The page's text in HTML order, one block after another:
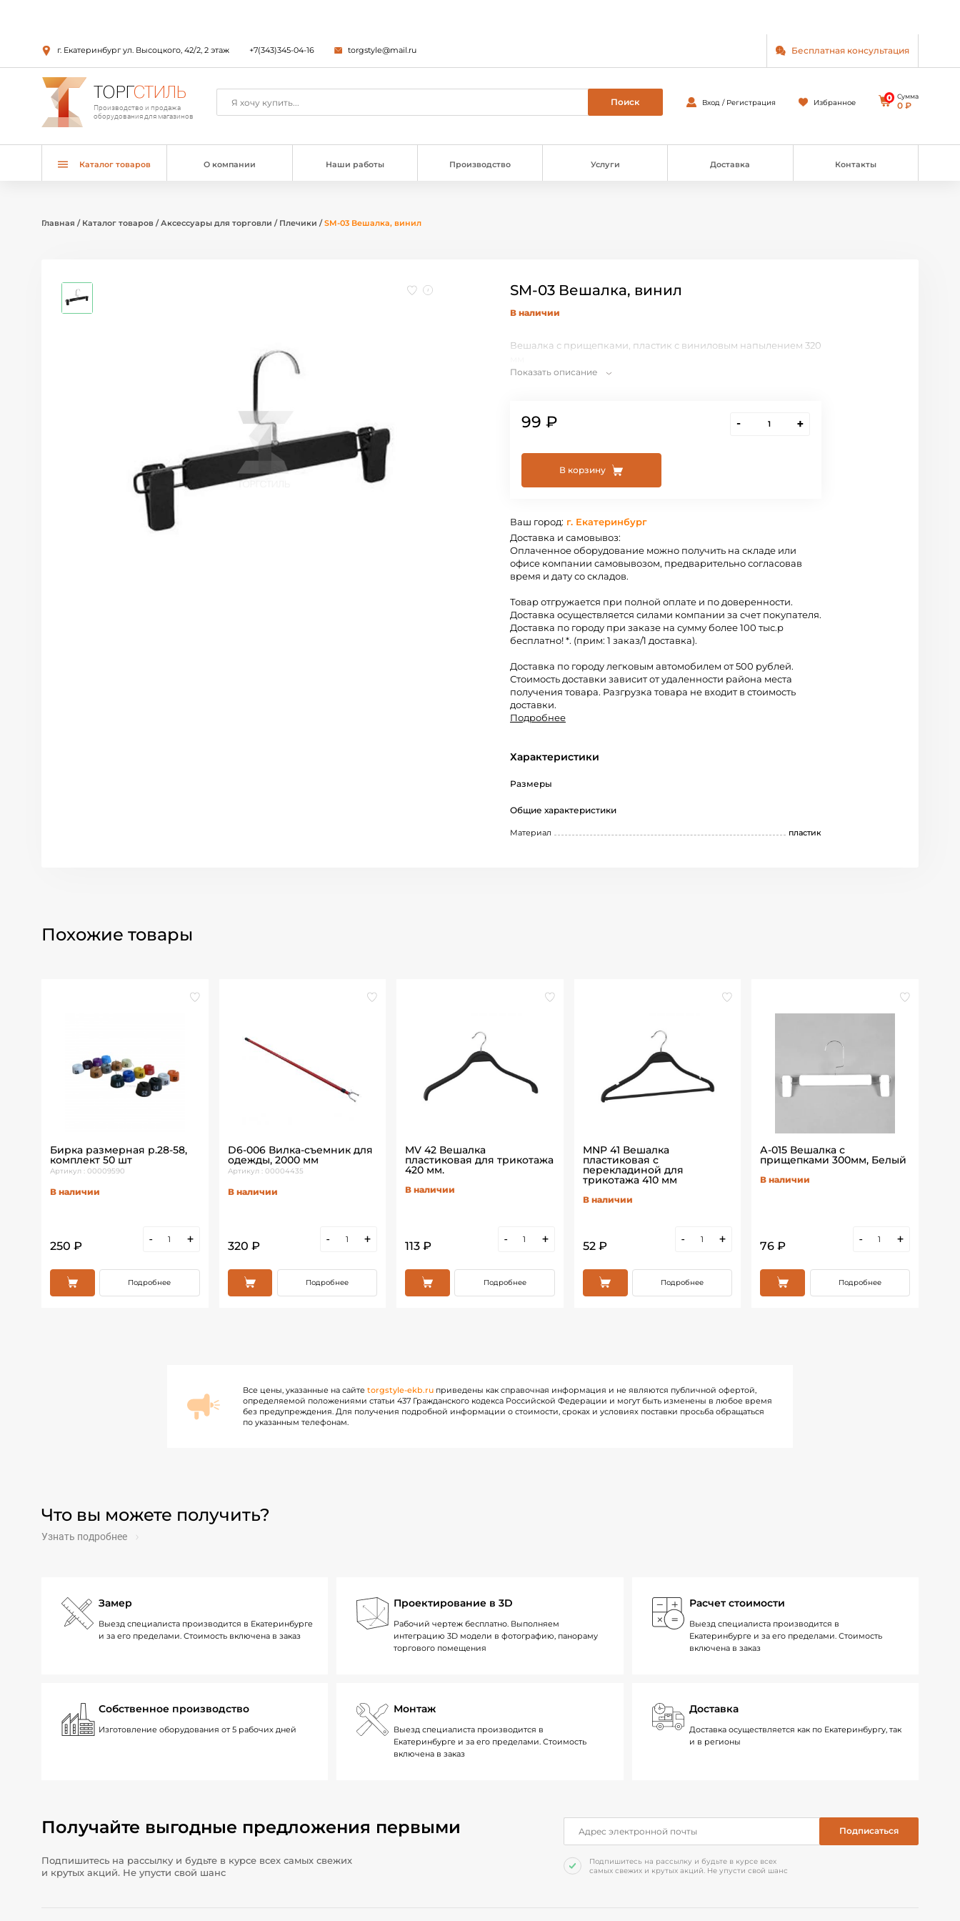
г. Екатеринбург ул. Высоцкого, 42/2, 2 этаж +7(343)345-04-16 torgstyle@mail.ru Бесплатная консультация
ТОРГСТИЛЬ
Производство и продажа
оборудования для магазинов
Вход / Регистрация Избранное 0 Сумма
0 ₽
Каталог товаров О компании Наши работы Производство Услуги Доставка Контакты
Главная / Каталог товаров /Аксессуары для торговли / Плечики /SM-03 Вешалка, винил
SM-03 Вешалка, винил
В наличии
Вешалка с прищепками, пластик с виниловым напылением 320
Показать описание
99 ₽ - +
В корзину
Ваш город: г. Екатеринбург
Доставка и самовывоз:
Оплаченное оборудование можно получить на складе или
офисе компании самовывозом, предварительно согласовав
время и дату со складов.
Товар отгружается при полной оплате и по доверенности.
Доставка осуществляется силами компании за счет покупателя.
Доставка по городу при заказе на сумму более 100 тыс.р
бесплатно! *. (прим: 1 заказ/1 доставка).
Доставка по городу легковым автомобилем от 500 рублей.
Стоимость доставки зависит от удаленности района места
получения товара. Разгрузка товара не входит в стоимость
доставки.
Подробнее
Характеристики
Размеры
Общие характеристики
Материал пластик
Похожие товары
Бирка размерная р.28-58,
комплект 50 шт
Артикул : 00009590
В наличии
250 ₽
- +
Подробнее
D6-006 Вилка-съемник для
одежды, 2000 мм
Артикул : 00004435
В наличии
320 ₽
- +
Подробнее
MV 42 Вешалка
пластиковая для трикотажа
420 мм.
В наличии
113 ₽
- +
Подробнее
MNP 41 Вешалка
пластиковая с
перекладиной для
трикотажа 410 мм
В наличии
52 ₽
- +
Подробнее
А-015 Вешалка с
прищепками 300мм, Белый
В наличии
76 ₽
- +
Подробнее
Все цены, указанные на сайте torgstyle-ekb.ru приведены как справочная информация и не являются публичной офертой,
определяемой положениями статьи 437 Гражданского кодекса Российской Федерации и могут быть изменены в любое время
без предупреждения. Для получения подробной информации о стоимости, сроках и условиях поставки просьба обращаться
по указанным телефонам.
Что вы можете получить?
Узнать подробнее
Замер
Выезд специалиста производится в Екатеринбурге
и за его пределами. Стоимость включена в заказ
Проектирование в 3D
Рабочий чертеж бесплатно. Выполняем
интеграцию 3D модели в фотографию, панораму
торгового помещения
Расчет стоимости
Выезд специалиста производится в
Екатеринбурге и за его пределами. Стоимость
включена в заказ
Собственное производство
Изготовление оборудования от 5 рабочих дней
Монтаж
Выезд специалиста производится в
Екатеринбурге и за его пределами. Стоимость
включена в заказ
Доставка
Доставка осуществляется как по Екатеринбургу, так
и в регионы
Получайте выгодные предложения первыми
Подпишитесь на рассылку и будьте в курсе всех самых свежих
и крутых акций. Не упусти свой шанс
Подпишитесь на рассылку и будьте в курсе всех
самых свежих и крутых акций. Не упусти свой шанс